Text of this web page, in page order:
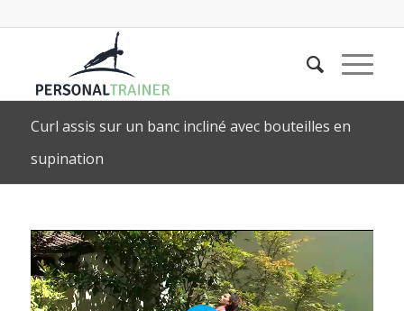
Curl assis sur un banc incliné avec bouteilles en
supination